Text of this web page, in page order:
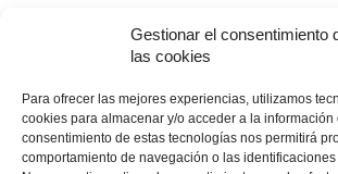
Gestionar el consentimiento
las cookies
Para ofrecer las mejores experiencias, utilizamos
cookies para almacenar y/o acceder a la información
consentimiento de estas tecnologías nos permitirá
comportamiento de navegación o las
procesan los datos de tus comentarios.